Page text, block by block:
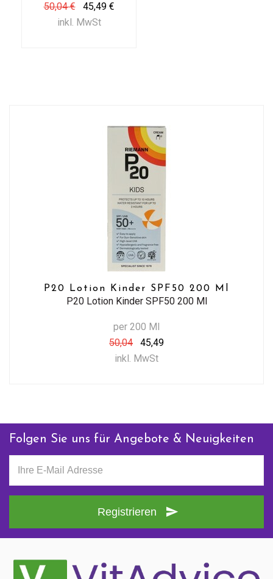
50,04 €
45,49 €
inkl. MwSt
P20 Lotion Kinder SPF50 200 Ml
P20 Lotion Kinder SPF50 200 Ml
per 200 Ml
50,04
45,49
inkl. MwSt
Folgen Sie uns für Angebote & Neuigkeiten
Registrieren